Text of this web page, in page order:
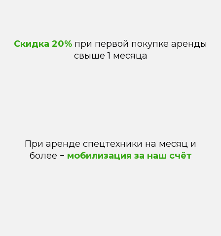
Скидка 20% при первой покупке аренды
свыше 1 месяца
При аренде спецтехники на месяц и
более − мобилизация за наш счёт